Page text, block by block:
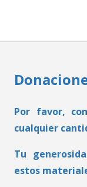
Por favor,
cualquier
Tu
estos